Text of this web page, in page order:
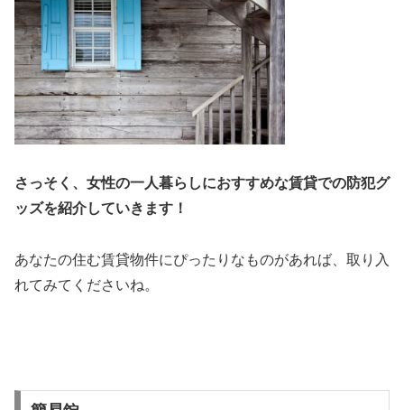
さっそく、女性の一人暮らしにおすすめな賃貸での防犯グ
ッズを紹介していきます！
あなたの住む賃貸物件にぴったりなものがあれば、取り入
れてみてくださいね。